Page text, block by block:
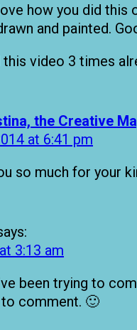
how you did this
and painted.
this video 3 times
the Creative
at 6:41 pm
so much for your
3:13 am
been trying to
comment. 🙂